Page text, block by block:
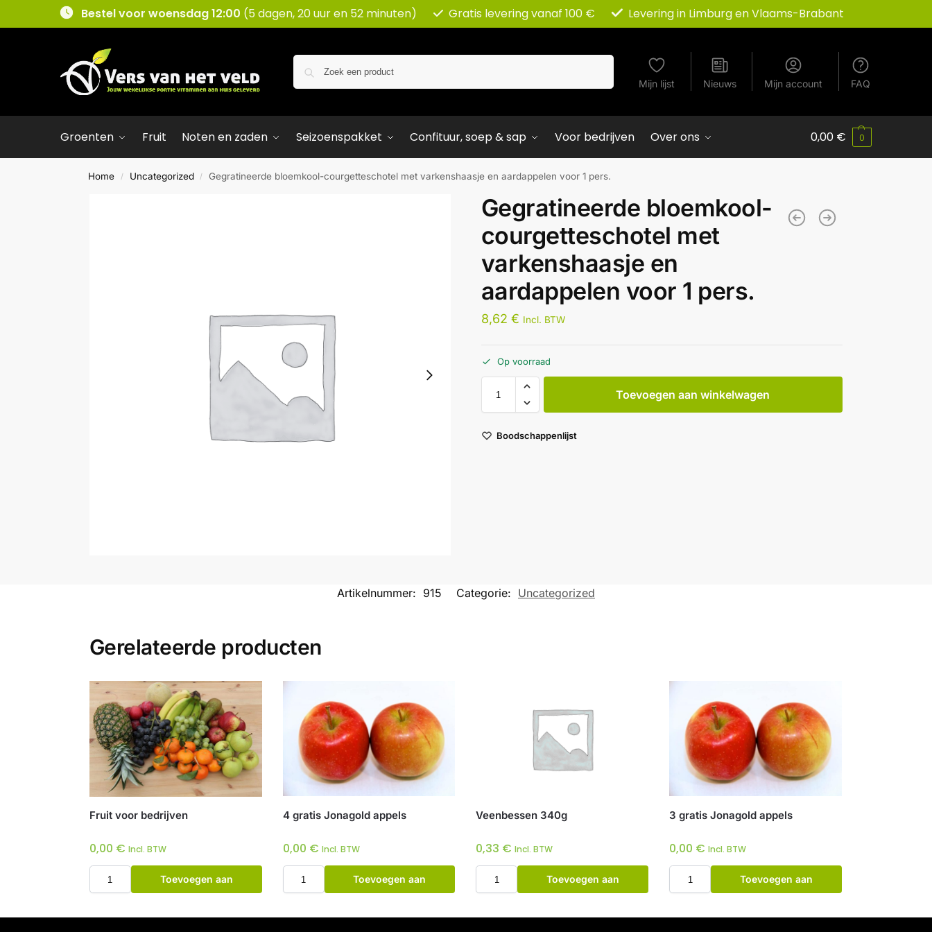
Bestel voor woensdag 12:00 (5 dagen, 20 uur en 52 minuten) Gratis levering vanaf 100 € Levering in Limburg en Vlaams-Brabant
Mijn lijst Nieuws Mijn account FAQ
Groenten Fruit Noten en zaden Seizoenspakket Confituur, soep & sap Voor bedrijven Over ons 0,00 € 0
Home / Uncategorized / Gegratineerde bloemkool-courgetteschotel met varkenshaasje en aardappelen voor 1 pers.
Gegratineerde bloemkool-
courgetteschotel met
varkenshaasje en
aardappelen voor 1 pers.
8,62 € Incl. BTW
Op voorraad
Toevoegen aan winkelwagen
Boodschappenlijst
Artikelnummer: 915 Categorie: Uncategorized
Gerelateerde producten
Fruit voor bedrijven
0,00 € Incl. BTW
Toevoegen aan
4 gratis Jonagold appels
0,00 € Incl. BTW
Toevoegen aan
Veenbessen 340g
0,33 € Incl. BTW
Toevoegen aan
3 gratis Jonagold appels
0,00 € Incl. BTW
Toevoegen aan